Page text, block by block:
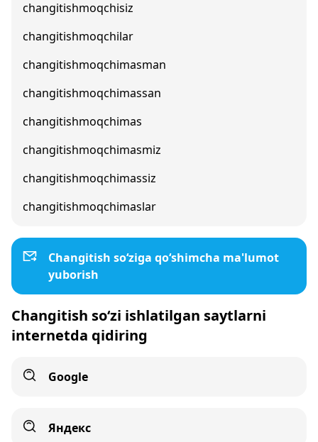
changitishmoqchisiz
changitishmoqchilar
changitishmoqchimasman
changitishmoqchimassan
changitishmoqchimas
changitishmoqchimasmiz
changitishmoqchimassiz
changitishmoqchimaslar
Changitish so‘ziga qo‘shimcha ma'lumot
yuborish
Changitish so‘zi ishlatilgan saytlarni
internetda qidiring
Google
Яндекс